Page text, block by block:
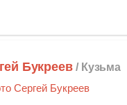
Букреев / Кузьма